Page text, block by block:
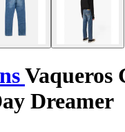
Vaqueros
Dreamer